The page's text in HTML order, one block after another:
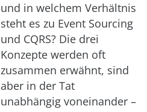
und in welchem Verhältnis
steht es zu Event Sourcing
und CQRS? Die drei
Konzepte werden oft
zusammen erwähnt, sind
aber in der Tat
unabhängig voneinander –